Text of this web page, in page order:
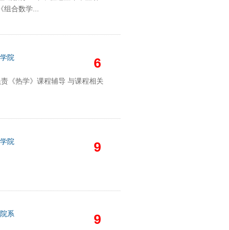
合数学...
院 6
《热学》课程辅导 与课程相关
院 9
系 9